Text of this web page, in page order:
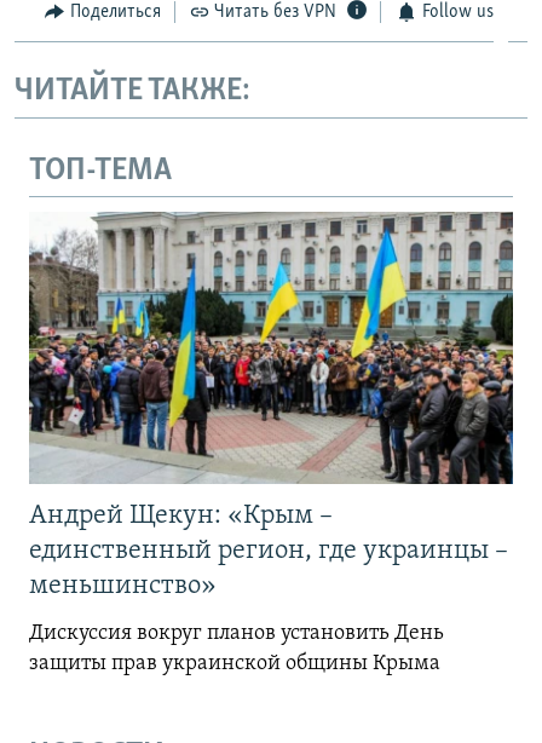
Поделиться Читать без VPN Follow us
ЧИТАЙТЕ ТАКЖЕ:
ТОП-ТЕМА
Андрей Щекун: «Крым –
единственный регион, где украинцы –
меньшинство»
Дискуссия вокруг планов установить День
защиты прав украинской общины Крыма